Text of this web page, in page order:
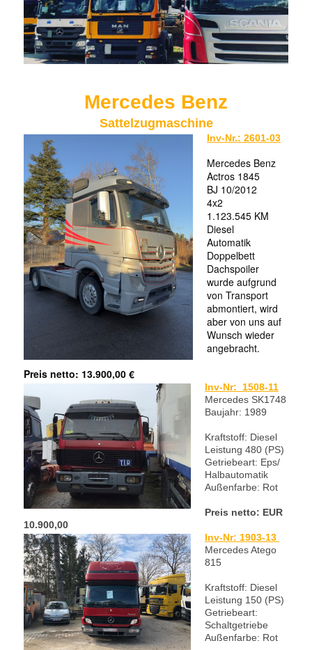
Mercedes Benz
Sattelzugmaschine
Inv-Nr.: 2601-03
Mercedes Benz
Actros 1845
BJ 10/2012
4x2
1.123.545 KM
Diesel
Automatik
Doppelbett
Dachspoiler
wurde aufgrund
von Transport
abmontiert, wird
aber von uns auf
Wunsch wieder
angebracht.
Preis netto: 13.900,00 €
Inv-Nr: 1508-11
Mercedes SK1748
Baujahr: 1989
Kraftstoff: Diesel
Leistung 480 (PS)
Getriebeart: Eps/
Halbautomatik
Außenfarbe: Rot
Preis netto: EUR
10.900,00
Inv-Nr: 1903-13
Mercedes Atego
815
Kraftstoff: Diesel
Leistung 150 (PS)
Getriebeart:
Schaltgetriebe
Außenfarbe: Rot